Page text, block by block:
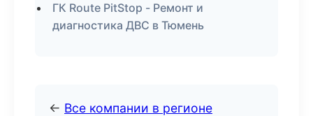
ГК Route PitStop - Ремонт и
диагностика ДВС в Тюмень
← Все компании в регионе